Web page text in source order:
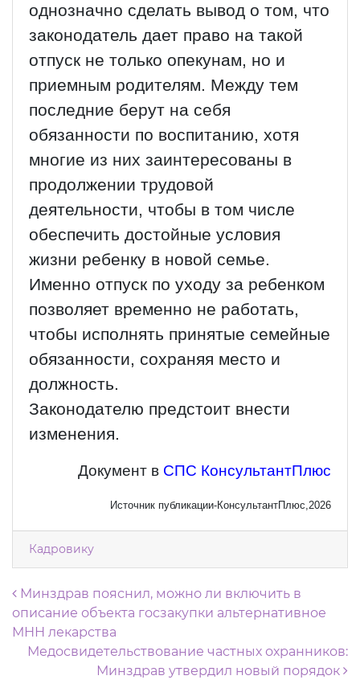
однозначно сделать вывод о том, что
законодатель дает право на такой
отпуск не только опекунам, но и
приемным родителям. Между тем
последние берут на себя
обязанности по воспитанию, хотя
многие из них заинтересованы в
продолжении трудовой
деятельности, чтобы в том числе
обеспечить достойные условия
жизни ребенку в новой семье.
Именно отпуск по уходу за ребенком
позволяет временно не работать,
чтобы исполнять принятые семейные
обязанности, сохраняя место и
должность.
Законодателю предстоит внести
изменения.
Документ в СПС КонсультантПлюс
Источник публикации-КонсультантПлюс,2026
Кадровику
Навигация по записям
Минздрав пояснил, можно ли включить в
описание объекта госзакупки альтернативное
МНН лекарства
Медосвидетельствование частных охранников:
Минздрав утвердил новый порядок